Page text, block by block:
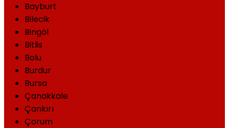
Bayburt
Bilecik
Bingöl
Bitlis
Bolu
Burdur
Bursa
Çanakkale
Çankırı
Çorum